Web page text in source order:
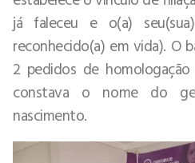
já faleceu e o(a)
reconhecido(a) em vida). O
2 pedidos de
constava o nome do
nascimento.